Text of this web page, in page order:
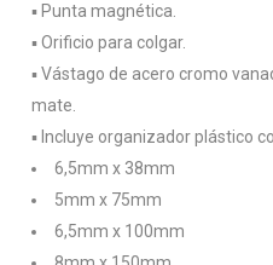
▪️ Punta magnética.
▪️ Orificio para colgar.
▪️ Vástago de acero cromo
mate.
▪️ Incluye organizador plástico
6,5mm x 38mm
5mm x 75mm
6,5mm x 100mm